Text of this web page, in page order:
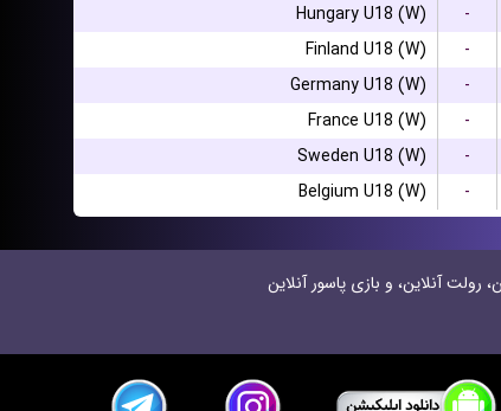
Hungary U18 (W)
-
Finland U18 (W)
-
Germany U18 (W)
-
France U18 (W)
-
Sweden U18 (W)
-
Belgium U18 (W)
-
رولت آنلاین، و بازی پاسور آنلاین